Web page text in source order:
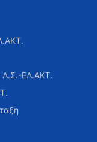
Λ.Σ.-ΕΛ.ΑΚΤ.